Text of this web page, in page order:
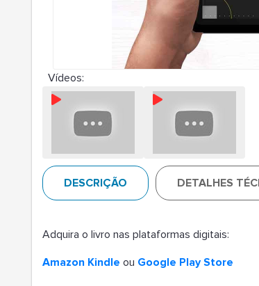
Vídeos:
DESCRIÇÃO DETALHES
Adquira o livro nas plataformas digitais:
Amazon Kindle ou Google Play Store